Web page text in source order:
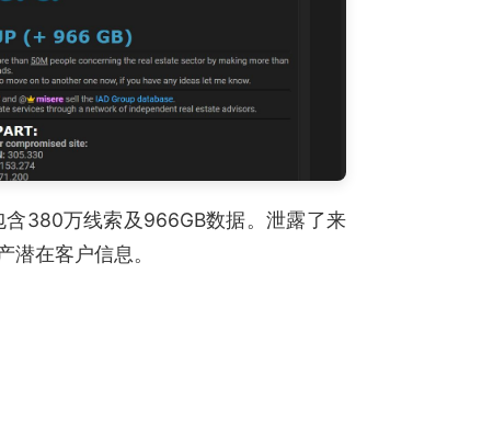
380万线索及966GB数据。泄露了来
潜在客户信息。